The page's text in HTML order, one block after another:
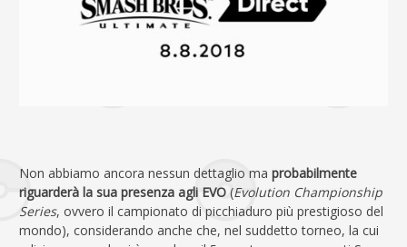
Non abbiamo ancora nessun dettaglio ma probabilmente
riguarderà la sua presenza agli EVO (Evolution Championship
Series, ovvero il campionato di picchiaduro più prestigioso del
mondo), considerando anche che, nel suddetto torneo, la cui